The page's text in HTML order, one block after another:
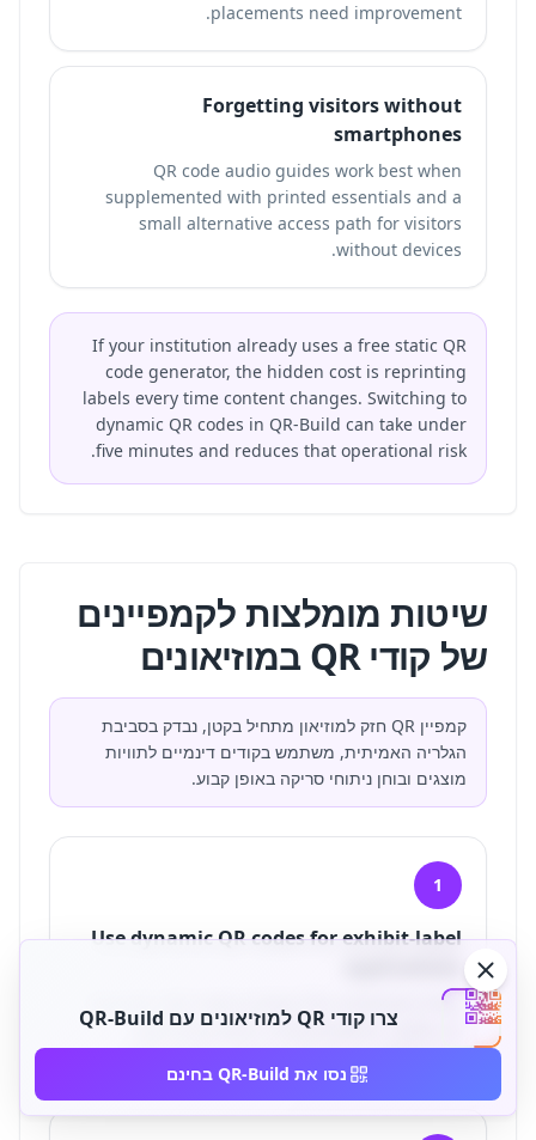
placements need improvement.
Forgetting visitors without
smartphones
QR code audio guides work best when
supplemented with printed essentials and a
small alternative access path for visitors
without devices.
If your institution already uses a free static QR
code generator, the hidden cost is reprinting
labels every time content changes. Switching to
dynamic QR codes in QR-Build can take under
five minutes and reduces that operational risk.
שיטות מומלצות לקמפיינים
של קודי QR במוזיאונים
קמפיין QR חזק למוזיאון מתחיל בקטן, נבדק בסביבת
הגלריה האמיתית, משתמש בקודים דינמיים לתוויות
מוצגים ובוחן ניתוחי סריקה באופן קבוע.
1
Use dynamic QR codes for exhibit-label
Dynamic QR codes protect the institution from
reprinting when interpretation, audio, or
translations change during an exhibit run.
צרו קודי QR למוזיאונים עם QR-Build
נסו את QR-Build בחינם